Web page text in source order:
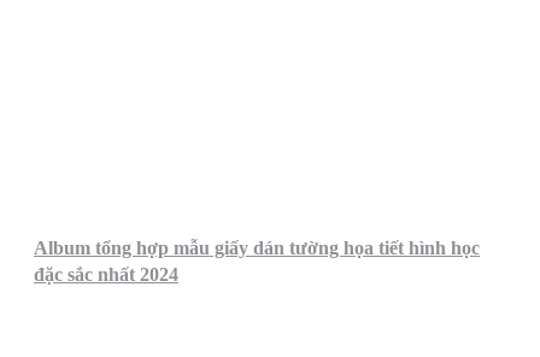
Album tổng hợp mẫu giấy dán tường họa tiết hình học
đặc sắc nhất 2024